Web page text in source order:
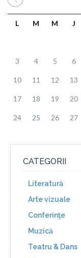
L M M J
3 4 5 6
10 11 12 13
17 18 19 20
24 25 26 27
CATEGORII
Literatură
Arte vizuale
Conferinţe
Muzică
Teatru & Dans